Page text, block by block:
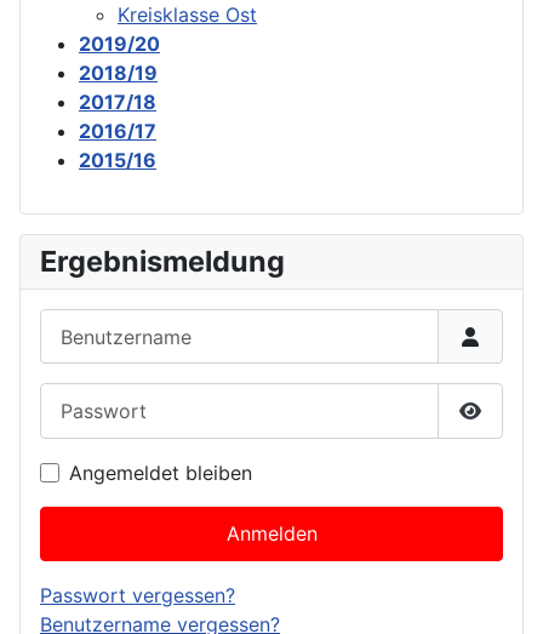
Kreisklasse Ost
2019/20
2018/19
2017/18
2016/17
2015/16
Ergebnismeldung
Angemeldet bleiben
Anmelden
Passwort vergessen?
Benutzername vergessen?